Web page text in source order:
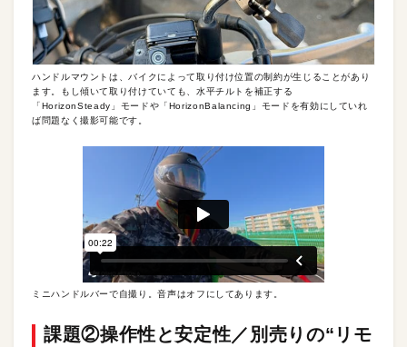
ハンドルマウントは、バイクによって取り付け位置の制約が生じることがあり
ます。もし傾いて取り付けていても、水平チルトを補正する
「HorizonSteady」モードや「HorizonBalancing」モードを有効にしていれ
ば問題なく撮影可能です。
ミニハンドルバーで自撮り。音声はオフにしてあります。
課題②操作性と安定性／別売りの“リモ